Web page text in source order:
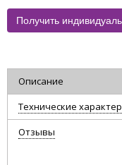
Получить
Описание
Технические
Отзывы